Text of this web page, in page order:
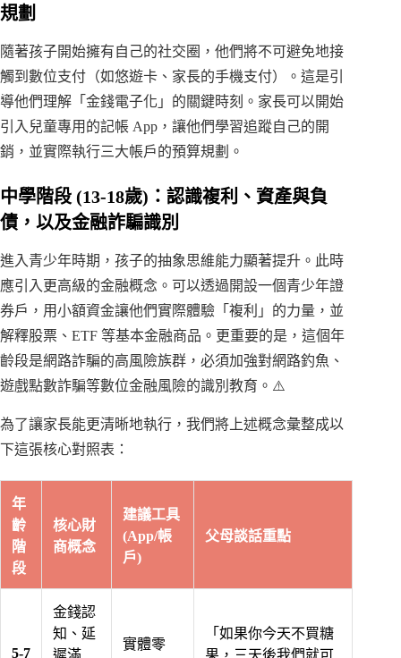
規劃
隨著孩子開始擁有自己的社交圈，他們將不可避免地接
觸到數位支付（如悠遊卡、家長的手機支付）。這是引
導他們理解「金錢電子化」的關鍵時刻。家長可以開始
引入兒童專用的記帳 App，讓他們學習追蹤自己的開
銷，並實際執行三大帳戶的預算規劃。
中學階段 (13-18歲)：認識複利、資產與負
債，以及金融詐騙識別
進入青少年時期，孩子的抽象思維能力顯著提升。此時
應引入更高級的金融概念。可以透過開設一個青少年證
券戶，用小額資金讓他們實際體驗「複利」的力量，並
解釋股票、ETF 等基本金融商品。更重要的是，這個年
齡段是網路詐騙的高風險族群，必須加強對網路釣魚、
遊戲點數詐騙等數位金融風險的識別教育。⚠️
為了讓家長能更清晰地執行，我們將上述概念彙整成以
下這張核心對照表：
年
齡
階
段
核心財
商概念
建議工具
(App/帳
戶)
父母談話重點
5-7
金錢認
知、延
實體零
「如果你今天不買糖